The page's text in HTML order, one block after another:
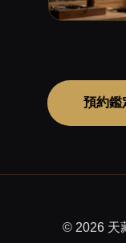
預約鑑
© 2026 天